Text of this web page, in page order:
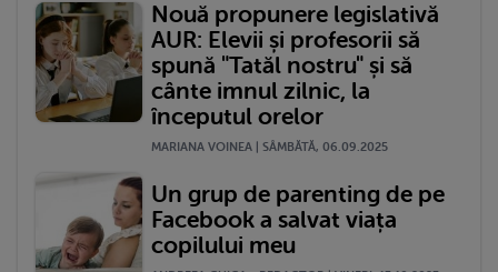
Nouă propunere legislativă
AUR: Elevii și profesorii să
spună "Tatăl nostru" și să
cânte imnul zilnic, la
începutul orelor
MARIANA VOINEA | SÂMBĂTĂ, 06.09.2025
Un grup de parenting de pe
Facebook a salvat viața
copilului meu